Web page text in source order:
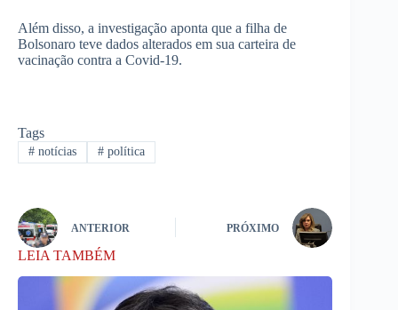
Além disso, a investigação aponta que a filha de
Bolsonaro teve dados alterados em sua carteira de
vacinação contra a Covid-19.
Tags
#notícias #política
ANTERIOR PRÓXIMO
LEIA TAMBÉM